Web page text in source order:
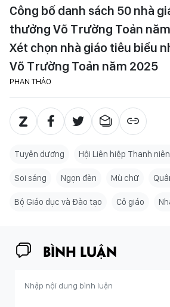
Công bố danh sách 50 nhà
thưởng Võ Trường Toản
Xét chọn nhà giáo tiêu biểu
Võ Trường Toản năm 2025
PHAN THẢO
Tuyên dương Hội Liên hiệp Thanh
Soi sáng Ngọn đèn Mù chữ
Bộ Giáo dục và Đào tạo Cô giáo
BÌNH LUẬN